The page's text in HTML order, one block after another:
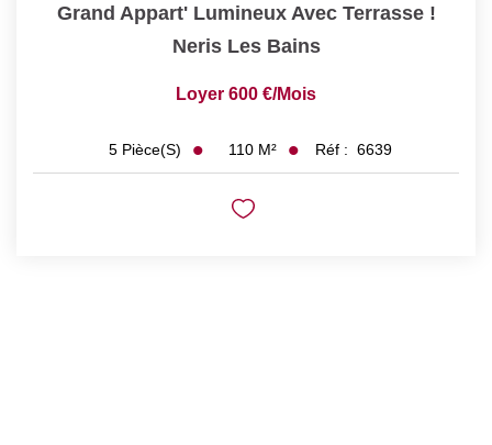
Grand Appart' Lumineux Avec Terrasse !
Neris Les Bains
Loyer 600 €/mois
5 Pièce(s) 110 M² Réf : 6639